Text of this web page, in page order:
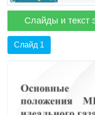
Слайды и текст
Слайд 1